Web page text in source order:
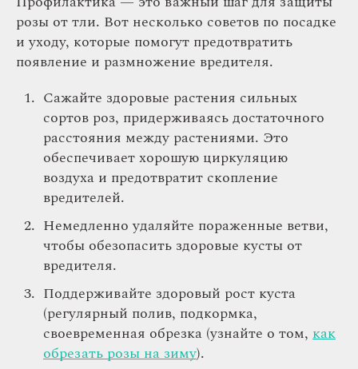
розы от тли. Вот несколько советов по посадке
и уходу, которые помогут предотвратить
появление и размножение вредителя.
Сажайте здоровые растения сильных
сортов роз, придерживаясь достаточного
расстояния между растениями. Это
обеспечивает хорошую циркуляцию
воздуха и предотвратит скопление
вредителей.
Немедленно удаляйте пораженные ветви,
чтобы обезопасить здоровые кусты от
вредителя.
Поддерживайте здоровый рост куста
(регулярный полив, подкормка,
своевременная обрезка (узнайте о том, как
обрезать розы на зиму).